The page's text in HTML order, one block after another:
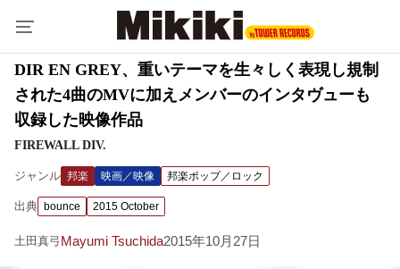
DIR EN GREY、重いテーマを生々しく表現し規制
された4曲のMVに加えメンバーのインタヴューも
収録した映像作品
FIREWALL DIV.
ジャンル 邦楽 映画／映像 邦楽ポップ／ロック
出典 bounce 2015 October
土田真弓 Mayumi Tsuchida2015年10月27日